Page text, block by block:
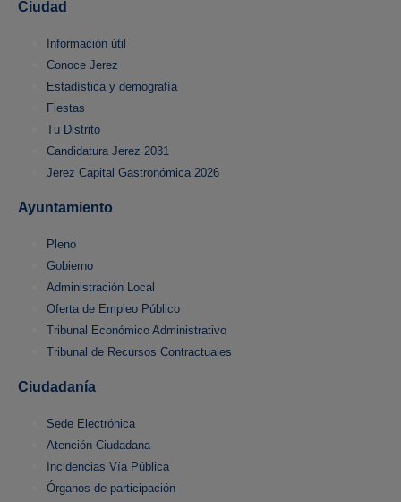
Ciudad
Información útil
Conoce Jerez
Estadística y demografía
Fiestas
Tu Distrito
Candidatura Jerez 2031
Jerez Capital Gastronómica 2026
Ayuntamiento
Pleno
Gobierno
Administración Local
Oferta de Empleo Público
Tribunal Económico Administrativo
Tribunal de Recursos Contractuales
Ciudadanía
Sede Electrónica
Atención Ciudadana
Incidencias Vía Pública
Órganos de participación